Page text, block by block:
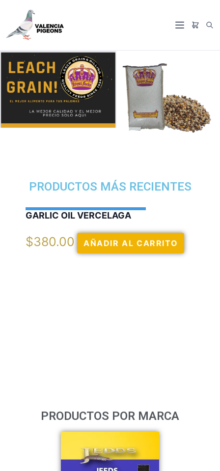
PRODUCTOS MÁS RECIENTES
GARLIC OIL VERCELAGA
$380.00 AÑADIR AL CARRITO
PRODUCTOS POR MARCA